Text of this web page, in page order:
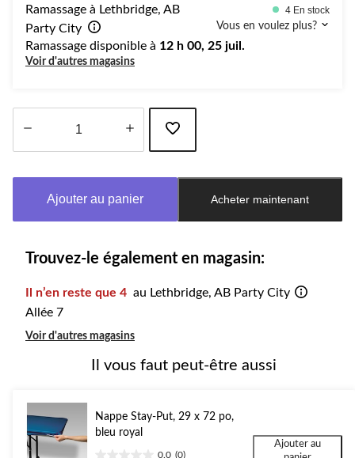
Ramassage à Lethbridge, AB
Party City
4 En stock
Vous en voulez plus?
Ramassage disponible à 12 h 00, 25 juil.
Voir d'autres magasins
à
Ajouter au panier Acheter maintenant
Trouvez-le également en magasin:
Il n’en reste que 4 au Lethbridge, AB Party City
Allée 7
Voir d'autres magasins
Il vous faut peut-être aussi
Nappe Stay-Put, 29 x 72 po,
bleu royal
0.0 (0)
Ajouter au